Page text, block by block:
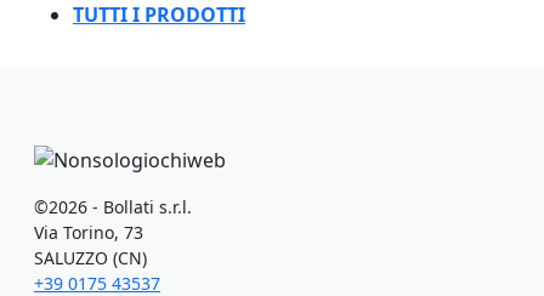
TUTTI I PRODOTTI
©2026 - Bollati s.r.l.
Via Torino, 73
SALUZZO (CN)
+39 0175 43537